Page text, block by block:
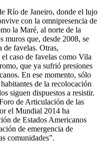
Río de Janeiro, donde el lujo
con la omnipresencia de
la Maré, al norte de la
muros que, desde 2008, se
de favelas. Otras,
caso de favelas como Vila
que ya sufrió presiones
En ese momento, sólo
de la recolocación
siguen dispuestos a resistir.
de Articulación de las
el Mundial 2014 ha
de Estados Americanos
de emergencia de
comunidades”.